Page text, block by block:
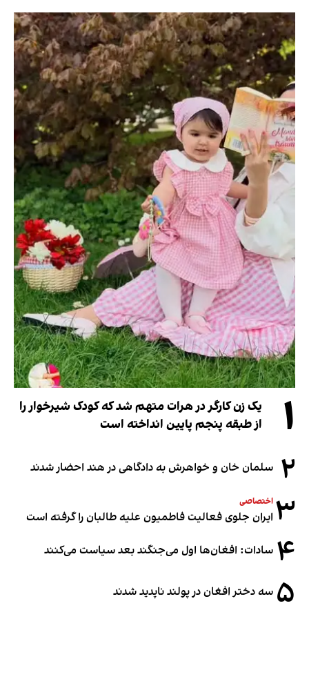
۱
یک زن کارگر در هرات متهم شد که کودک شیرخوار را
از طبقه پنجم پایین انداخته است
۲ سلمان خان و خواهرش به دادگاهی در هند احضار شدند
۳ اختصاصی
ایران جلوی فعالیت فاطمیون علیه طالبان را گرفته است
۴ سادات: افغان‌ها اول می‌جنگند بعد سیاست می‌کنند
۵ سه دختر افغان در پولند ناپدید شدند